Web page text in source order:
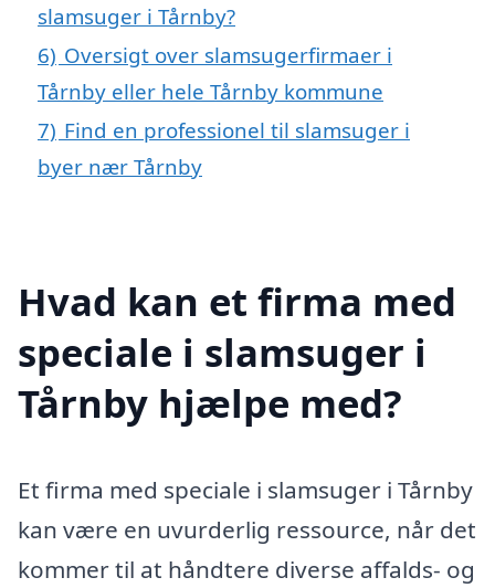
slamsuger i Tårnby?
6) Oversigt over slamsugerfirmaer i
Tårnby eller hele Tårnby kommune
7) Find en professionel til slamsuger i
byer nær Tårnby
Hvad kan et firma med
speciale i slamsuger i
Tårnby hjælpe med?
Et firma med speciale i slamsuger i Tårnby
kan være en uvurderlig ressource, når det
kommer til at håndtere diverse affalds- og